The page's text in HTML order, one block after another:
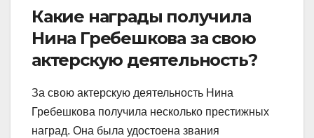
Какие награды получила
Нина Гребешкова за свою
актерскую деятельность?
За свою актерскую деятельность Нина
Гребешкова получила несколько престижных
наград. Она была удостоена звания